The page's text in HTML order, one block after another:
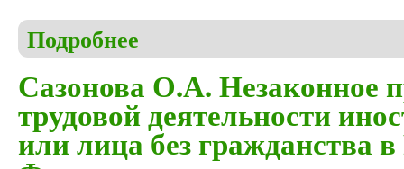
Подробнее
Сазонова О.А. Незаконное
трудовой деятельности
или лица без гражданства